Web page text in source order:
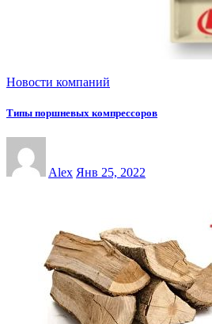
Новости компаний
Типы поршневых компрессоров
Alex Янв 25, 2022